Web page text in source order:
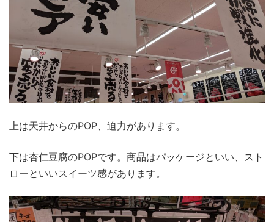
上は天井からのPOP、迫力があります。
下は杏仁豆腐のPOPです。商品はパッケージといい、スト
ローといいスイーツ感があります。